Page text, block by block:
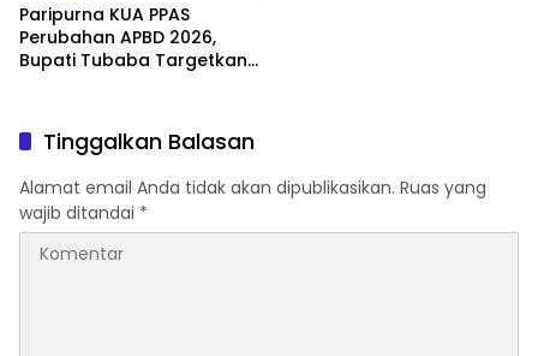
Paripurna KUA PPAS
Perubahan APBD 2026,
Bupati Tubaba Targetkan
Tinggalkan Balasan
Alamat email Anda tidak akan dipublikasikan. Ruas yang
wajib ditandai *